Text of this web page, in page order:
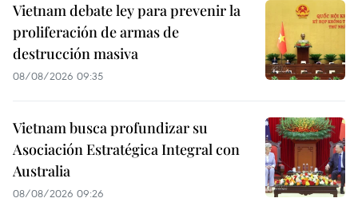
Vietnam debate ley para prevenir la
proliferación de armas de
destrucción masiva
08/08/2026 09:35
Vietnam busca profundizar su
Asociación Estratégica Integral con
Australia
08/08/2026 09:26